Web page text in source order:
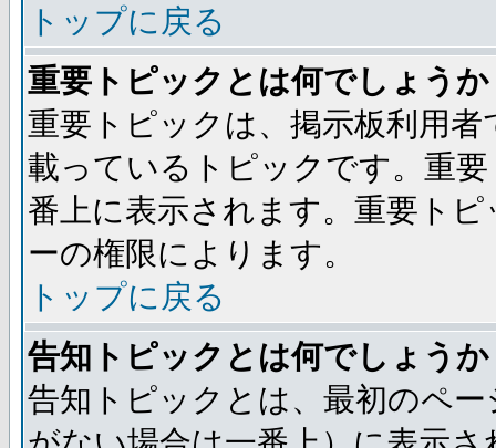
トップに戻る
重要トピックとは何でしょうか
重要トピックは、掲示板利用
載っているトピックです。重
番上に表示されます。重要ト
ーの権限によります。
トップに戻る
告知トピックとは何でしょうか
告知トピックとは、最初のペ